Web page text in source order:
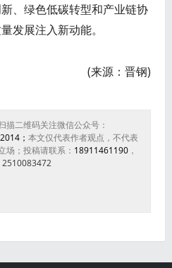
、绿色低碳转型和产业链协
发展注入新动能。
(来源：晋钢)
描二维码关注微信公众号：
； 本文仅代表作者观点，不代表
场；投稿请联系： 18911461190，
2510083472